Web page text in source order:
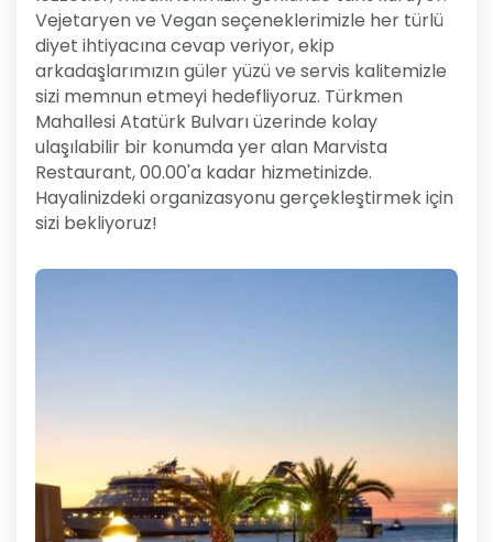
Vejetaryen ve Vegan seçeneklerimizle her türlü
diyet ihtiyacına cevap veriyor, ekip
arkadaşlarımızın güler yüzü ve servis kalitemizle
sizi memnun etmeyi hedefliyoruz. Türkmen
Mahallesi Atatürk Bulvarı üzerinde kolay
ulaşılabilir bir konumda yer alan Marvista
Restaurant, 00.00'a kadar hizmetinizde.
Hayalinizdeki organizasyonu gerçekleştirmek için
sizi bekliyoruz!